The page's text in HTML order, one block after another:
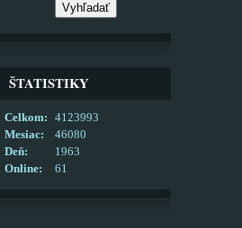
ŠTATISTIKY
Online: 61
Celkom:
4123993
Mesiac:
46080
Deň:
1963